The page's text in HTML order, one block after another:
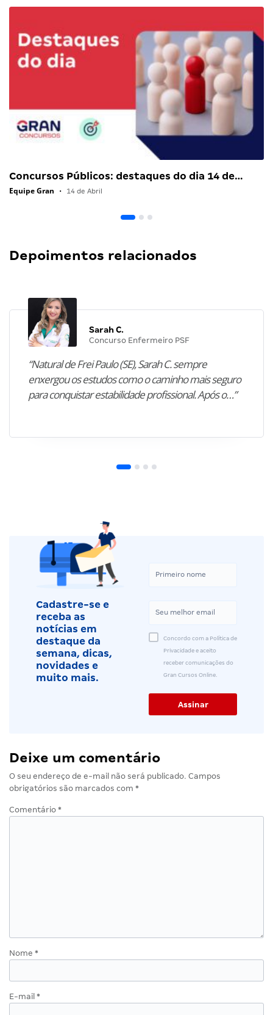
Concursos Públicos: destaques do dia 14 de…
Equipe Gran • 14 de Abril
Depoimentos relacionados
Sarah C.
Concurso Enfermeiro PSF
“Natural de Frei Paulo (SE), Sarah C. sempre
enxergou os estudos como o caminho mais seguro
para conquistar estabilidade profissional. Após o…”
Cadastre-se e
receba as
notícias em
destaque da
semana, dicas,
novidades e
muito mais.
Concordo com a Política de
Privacidade e aceito
receber comunicações do
Gran Cursos Online.
Deixe um comentário
O seu endereço de e-mail não será publicado. Campos
obrigatórios são marcados com *
Comentário *
Nome *
E-mail *